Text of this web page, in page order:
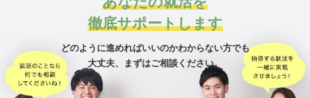
徹底サポートします
どのように進めればいいのかわからない方でも
大丈夫、
まずはご相談ください。